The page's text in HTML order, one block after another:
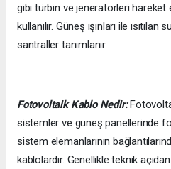
gibi türbin ve jeneratörleri hareket
kullanılır. Güneş ışınları ile
santraller tanımlanır.
Fotovoltaik Kablo Nedir:
sistemler ve güneş panellerinde
sistem elemanlarının
kablolardır. Genellikle teknik